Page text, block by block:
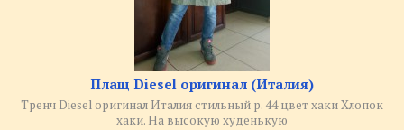
Плащ Diesel оригинал (Италия)
Тренч Diesel оригинал Италия стильный р. 44 цвет хаки Хлопок
хаки. На высокую худенькую